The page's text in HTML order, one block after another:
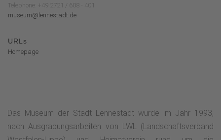
Telephone: +49 2721 / 608 - 401
museum@lennestadt.de
URLs
Homepage
Das Museum der Stadt Lennestadt wurde im Jahr 1993,
nach Ausgrabungsarbeiten von LWL (Landschaftsverband